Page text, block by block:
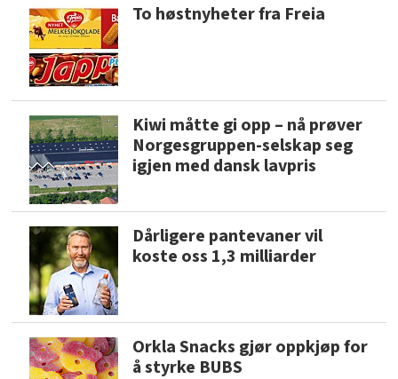
To høstnyheter fra Freia
Kiwi måtte gi opp – nå prøver
Norgesgruppen-selskap seg
igjen med dansk lavpris
Dårligere pantevaner vil
koste oss 1,3 milliarder
Orkla Snacks gjør oppkjøp for
å styrke BUBS